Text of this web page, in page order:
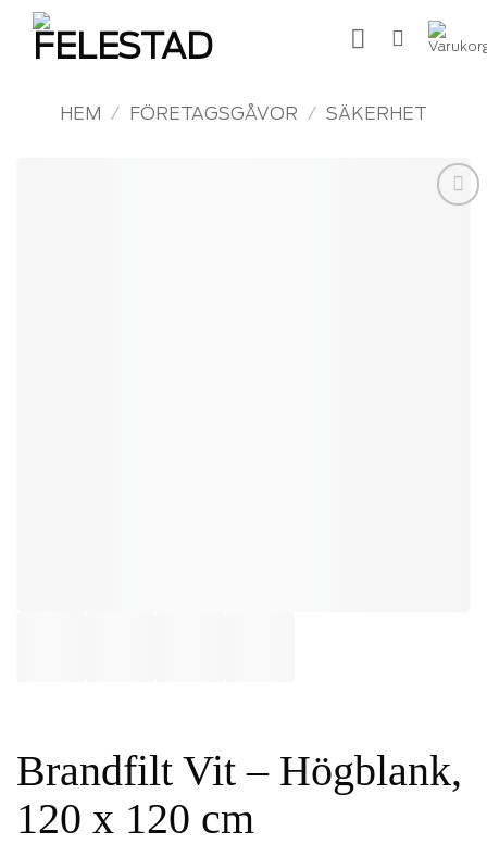
Skip
content
HEM / FÖRETAGSGÅVOR / SÄKERHET
Brandfilt Vit – Högblank,
120 x 120 cm